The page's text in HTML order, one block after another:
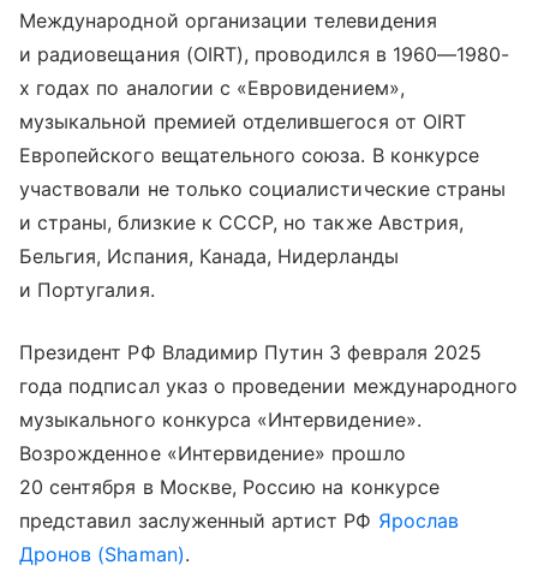
Международной организации телевидения
и радиовещания (OIRT), проводился в 1960—1980-
х годах по аналогии с «Евровидением»,
музыкальной премией отделившегося от OIRT
Европейского вещательного союза. В конкурсе
участвовали не только социалистические страны
и страны, близкие к СССР, но также Австрия,
Бельгия, Испания, Канада, Нидерланды
и Португалия.
Президент РФ Владимир Путин 3 февраля 2025
года подписал указ о проведении международного
музыкального конкурса «Интервидение».
Возрожденное «Интервидение» прошло
20 сентября в Москве, Россию на конкурсе
представил заслуженный артист РФ Ярослав
Дронов (Shaman).